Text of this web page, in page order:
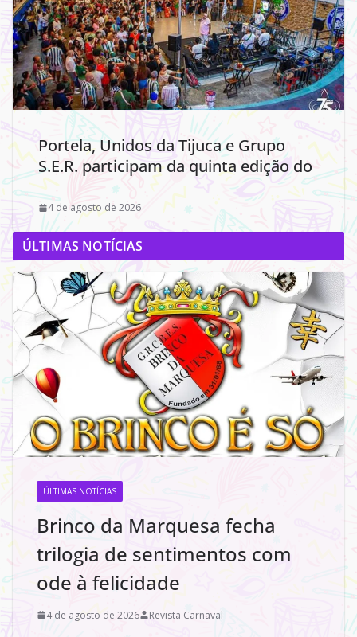
Portela, Unidos da Tijuca e Grupo
S.E.R. participam da quinta edição do
4 de agosto de 2026
ÚLTIMAS NOTÍCIAS
ÚLTIMAS NOTÍCIAS
Brinco da Marquesa fecha
trilogia de sentimentos com
ode à felicidade
4 de agosto de 2026 Revista Carnaval